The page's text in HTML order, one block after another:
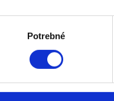
Potrebné